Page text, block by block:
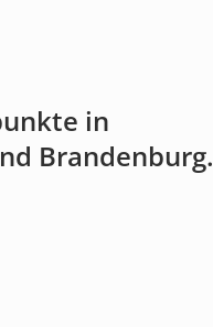
in
Brandenburg.